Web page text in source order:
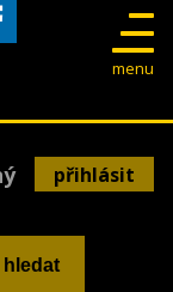
menu
přihlásit